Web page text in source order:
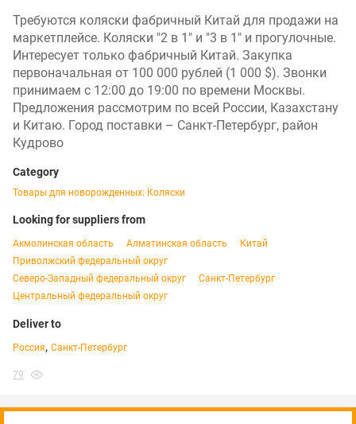
Требуются коляски фабричный Китай для продажи на
маркетплейсе. Коляски "2 в 1" и "3 в 1" и прогулочные.
Интересует только фабричный Китай. Закупка
первоначальная от 100 000 рублей (1 000 $). Звонки
принимаем с 12:00 до 19:00 по времени Москвы.
Предложения рассмотрим по всей России, Казахстану
и Китаю. Город поставки – Санкт-Петербург, район
Кудрово
Category
Товары для новорожденных: Коляски
Looking for suppliers from
Акмолинская область Алматинская область
Китай
Приволжский федеральный округ
Северо-Западный федеральный округ
Санкт-Петербург
Центральный федеральный округ
Deliver to
Россия, Санкт-Петербург
79